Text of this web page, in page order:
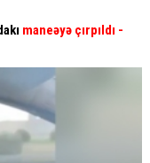
maneəyə çırpıldı -